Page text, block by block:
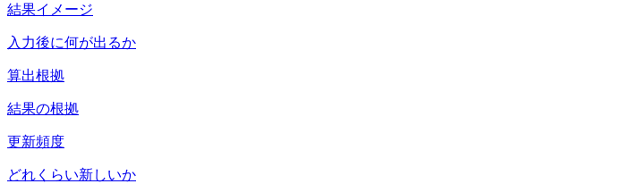
結果イメージ
入力後に何が出るか
算出根拠
結果の根拠
更新頻度
どれくらい新しいか